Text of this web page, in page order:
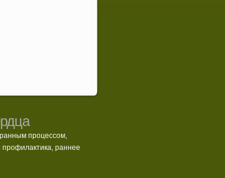
процессом,
раннее